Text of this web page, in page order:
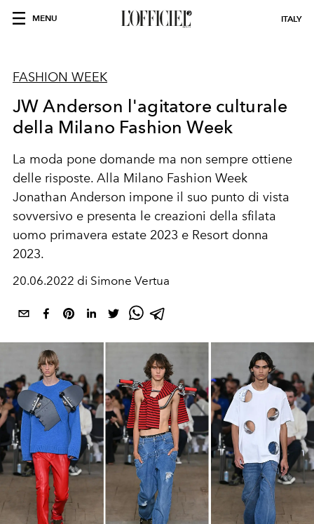
MENU ITALY
FASHION WEEK
JW Anderson l'agitatore culturale
della Milano Fashion Week
La moda pone domande ma non sempre ottiene
delle risposte. Alla Milano Fashion Week
Jonathan Anderson impone il suo punto di vista
sovversivo e presenta le creazioni della sfilata
uomo primavera estate 2023 e Resort donna
2023.
20.06.2022 di Simone Vertua